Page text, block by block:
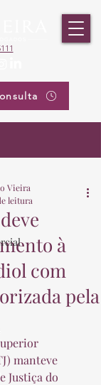
à
com
pela
Vieira
leitura
manteve
Justiça do